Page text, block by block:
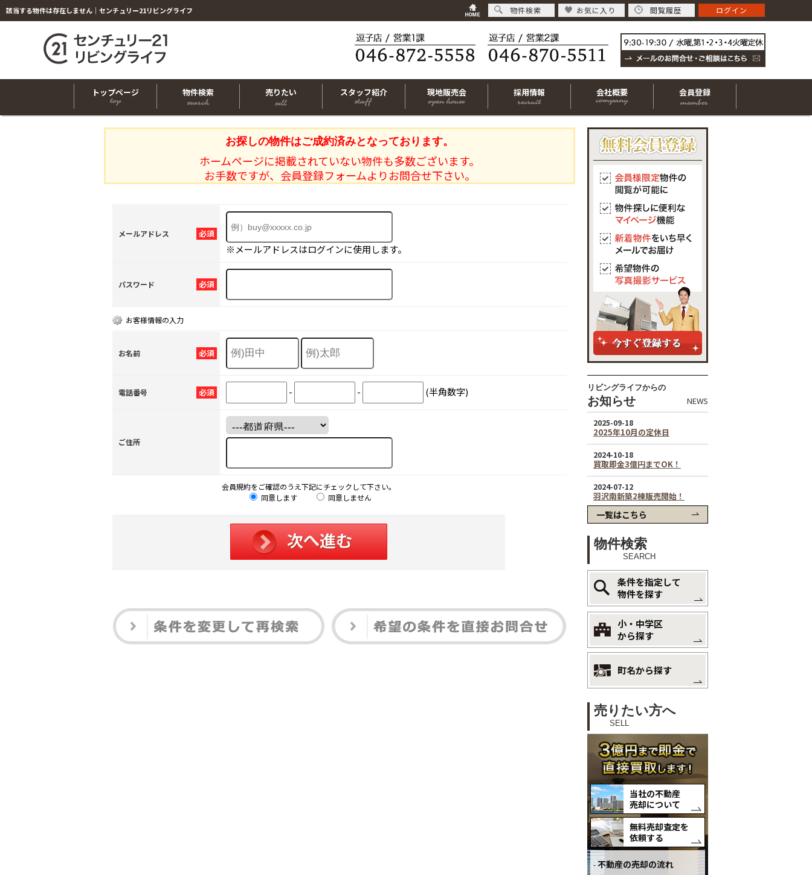
該当する物件は存在しません｜センチュリー21リビングライフ
トップページ 物件検索 売りたい スタッフ紹介 現地販売会 採用情報 会社概要 会員登録
お探しの物件はご成約済みとなっております。
ホームページに掲載されていない物件も多数ございます。
お手数ですが、会員登録フォームよりお問合せ下さい。
必須
メールアドレス
※メールアドレスはログインに使用します。
必須
パスワード
お客様情報の入力
必須
お名前
必須
電話番号 - - (半角数字)
ご住所
会員規約をご確認のうえ下記にチェックして下さい。
同意します
同意しません
リビングライフからの
お知らせ NEWS
一覧はこちら
物件検索
SEARCH
条件を指定して
物件を探す
小・中学区
から探す
町名から探す
売りたい方へ
SELL
当社の不動産
売却について
無料売却査定を
依頼する
不動産の売却の流れ
物件検索 お気に入り 閲覧履歴 ログイン